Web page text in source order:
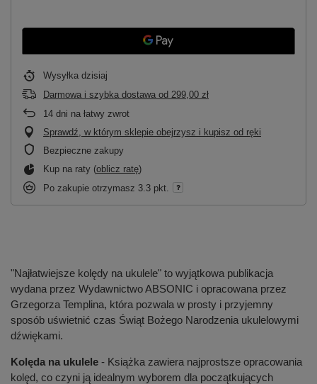
Wysyłka dzisiaj
Darmowa i szybka dostawa od 299,00 zł
14 dni na łatwy zwrot
Sprawdź, w którym sklepie obejrzysz i kupisz od ręki
Bezpieczne zakupy
Kup na raty (oblicz ratę)
Po zakupie otrzymasz 3.3 pkt.
"Najłatwiejsze kolędy na ukulele" to wyjątkowa publikacja
wydana przez Wydawnictwo ABSONIC i opracowana przez
Grzegorza Templina, która pozwala w prosty i przyjemny
sposób uświetnić czas Świąt Bożego Narodzenia ukulelowymi
dźwiękami.
Kolęda na ukulele - Książka zawiera najprostsze opracowania
kolęd, co czyni ją idealnym wyborem dla początkujących